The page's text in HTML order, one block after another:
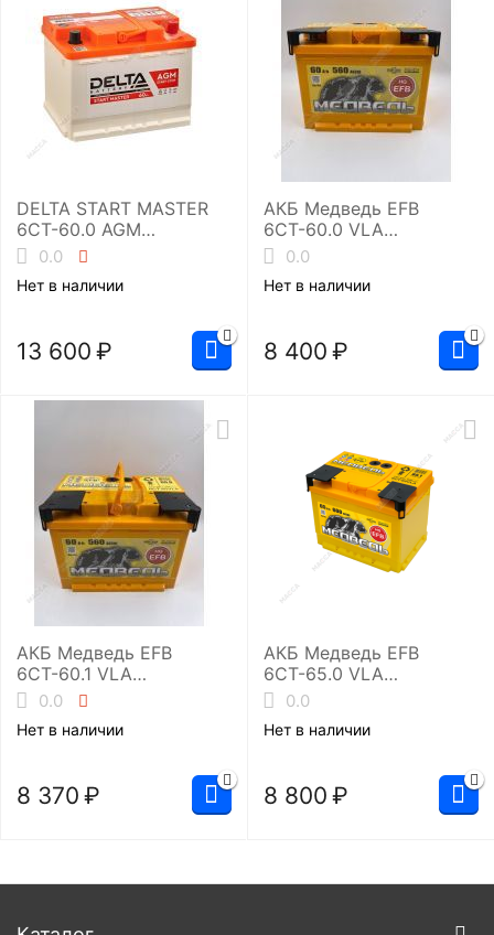
DELTA START MASTER
6CT-60.0 AGM
(L2/660EN)
батарея
0.0
Нет в наличии
13 600 ₽
АКБ Медведь EFB
6СТ-60.0 VLA
(L2/560EN)
0.0
Нет в наличии
8 400 ₽
АКБ Медведь EFB
6СТ-60.1 VLA
(L2/560EN)
0.0
Нет в наличии
8 370 ₽
АКБ Медведь EFB
6СТ-65.0 VLA
(L2/600EN)
0.0
Нет в наличии
8 800 ₽